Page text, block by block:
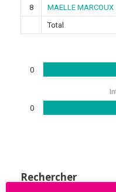
8 MAELLE MARCOUX
Total
0
0
Rechercher